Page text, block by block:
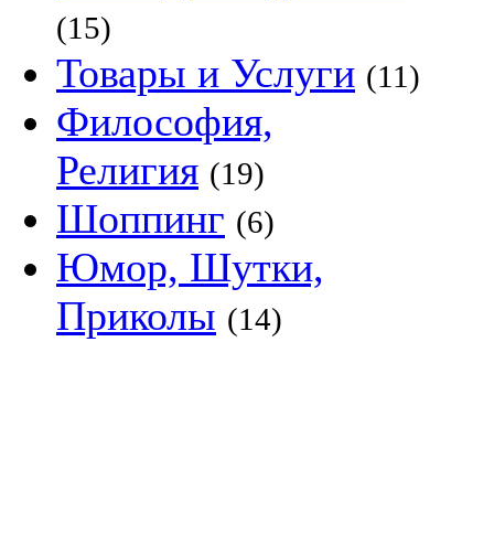
(15)
Товары и Услуги (11)
Философия,
Религия (19)
Шоппинг (6)
Юмор, Шутки,
Приколы (14)